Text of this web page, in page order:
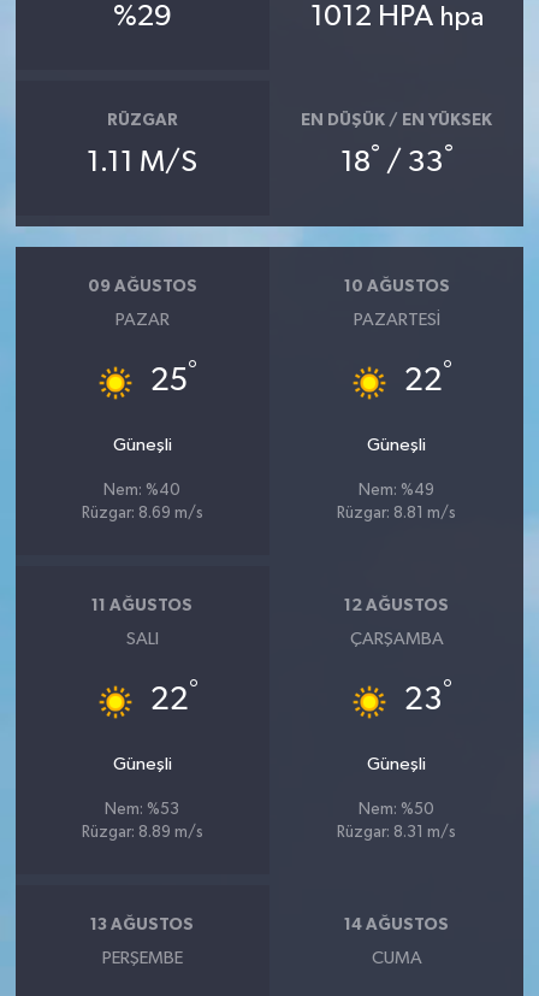
%29 1012 HPA hpa
RÜZGAR
1.11 M/S
EN DÜŞÜK / EN YÜKSEK
18° / 33°
09 AĞUSTOS
PAZAR
25°
Güneşli
Nem: %40
Rüzgar: 8.69 m/s
10 AĞUSTOS
PAZARTESI
22°
Güneşli
Nem: %49
Rüzgar: 8.81 m/s
11 AĞUSTOS
SALI
22°
Güneşli
Nem: %53
Rüzgar: 8.89 m/s
12 AĞUSTOS
ÇARŞAMBA
23°
Güneşli
Nem: %50
Rüzgar: 8.31 m/s
13 AĞUSTOS
PERŞEMBE
14 AĞUSTOS
CUMA